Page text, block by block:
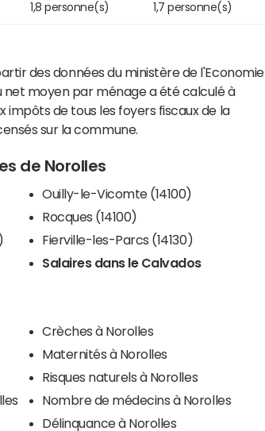
1,8 personne(s) 1,7 personne(s)
des données du ministère de l'Economie
net moyen par ménage a été calculé à
de tous les foyers fiscaux de la
sur la commune.
de Norolles
Ouilly-le-Vicomte (14100)
Rocques (14100)
Fierville-les-Parcs (14130)
Salaires dans le Calvados
Crèches à Norolles
Maternités à Norolles
Risques naturels à Norolles
Nombre de médecins à Norolles
Délinquance à Norolles